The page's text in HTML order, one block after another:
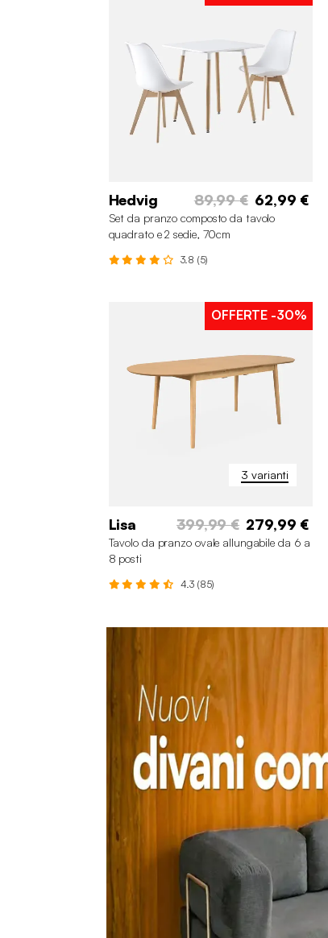
Hedvig 89,99 € 62,99 €
Set da pranzo composto da tavolo
quadrato e 2 sedie, 70cm
3.8 (5)
3 varianti
OFFERTE -30%
Lisa 399,99 € 279,99 €
Tavolo da pranzo ovale allungabile da 6 a
8 posti
4.3 (85)